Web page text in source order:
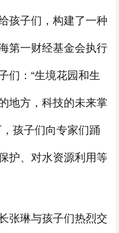
孩子们，构建了一种
第一财经基金会执行
们：“生境花园和生
地方，科技的未来掌
孩子们向专家们踊
护、对水资源利用等
张琳与孩子们热烈交